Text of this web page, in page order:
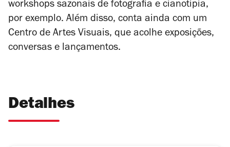
workshops sazonais de fotografia e cianotipia,
por exemplo. Além disso, conta ainda com um
Centro de Artes Visuais, que acolhe exposições,
conversas e lançamentos.
Detalhes